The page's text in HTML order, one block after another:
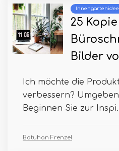
25
Bilder
Ich möchte die
verbessern?
Beginnen Sie zur
Batuhan Frenzel